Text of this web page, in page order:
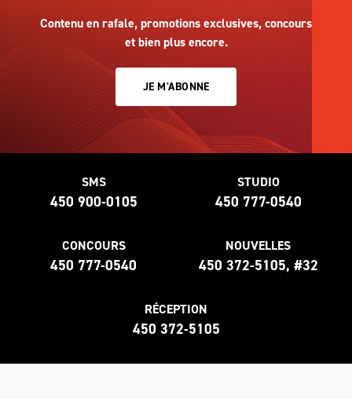
Contenu en rafale, promotions exclusives, concours
et bien plus encore.
JE M'ABONNE
SMS
450 900-0105
STUDIO
450 777-0540
CONCOURS
450 777-0540
NOUVELLES
450 372-5105, #32
RÉCEPTION
450 372-5105